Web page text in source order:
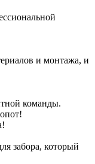
и монтажа, и
команды.
забора, который